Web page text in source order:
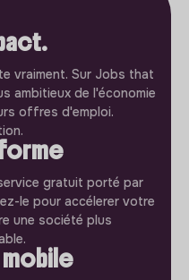
vraiment. Sur Jobs that
ambitieux de l'économie
offres d'emploi.
gratuit porté par
le pour accélerer votre
une société plus